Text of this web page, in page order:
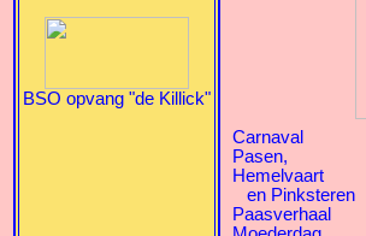
BSO opvang "de Killick"
Carnaval
Pasen,
Hemelvaart
en Pinksteren
Paasverhaal